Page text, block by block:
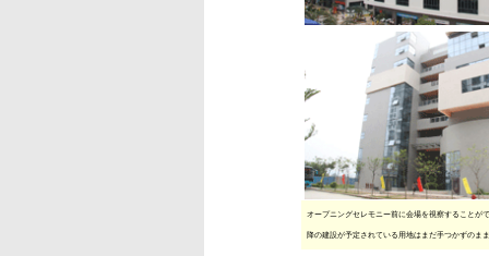
オープニングセレモニー前に会場を視察することが
降の建設が予定されている用地はまだ手つかずのま